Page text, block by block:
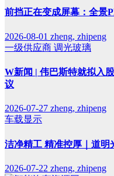
前挡正在变成屏幕：全景
2026-08-01 zheng, zhipeng
一级供应商 调光玻璃
W新闻 | 伟巴斯特就拟入
议
2026-07-27 zheng, zhipeng
车载显示
洁净精工 精准控厚｜道明
2026-07-22 zheng, zhipeng